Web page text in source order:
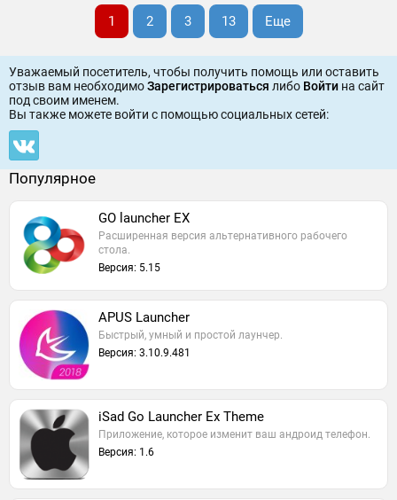
1 2 3 13 Еще
Уважаемый посетитель, чтобы получить помощь или оставить
отзыв вам необходимоЗарегистрироваться либо Войти на сайт
под своим именем.
Вы также можете войти c помощью социальных сетей:
Популярное
GO launcher EX
Расширенная версия альтернативного рабочего
стола.
Версия: 5.15
APUS Launcher
Быстрый, умный и простой лаунчер.
Версия: 3.10.9.481
iSad Go Launcher Ex Theme
Приложение, которое изменит ваш андроид телефон.
Версия: 1.6